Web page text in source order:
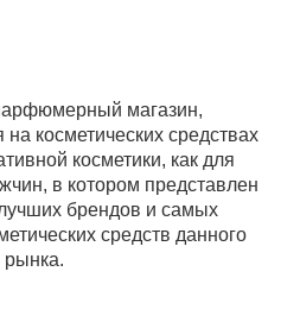
магазин,
косметических средствах
косметики, как для
в котором представлен
брендов и самых
средств данного
рынка.